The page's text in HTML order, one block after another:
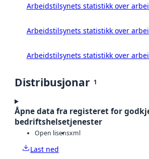
Arbeidstilsynets statistikk over
Arbeidstilsynets statistikk over
Arbeidstilsynets statistikk over
Distribusjonar 1
Åpne data fra registeret for
bedriftshelsetjenester
Open lisensxml
Last ned